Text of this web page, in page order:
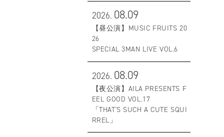
2026. 08.09
【昼公演】MUSIC FRUITS 20
26
SPECIAL 3MAN LIVE VOL.6
2026. 08.09
【夜公演】AILA PRESENTS F
EEL GOOD VOL.17
「THAT'S SUCH A CUTE SQUI
RREL」